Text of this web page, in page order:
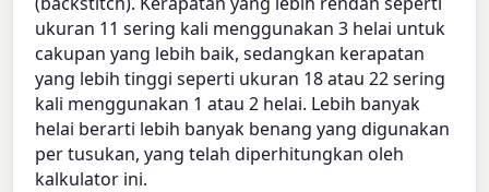
ukuran 11 sering kali menggunakan 3 helai untuk
cakupan yang lebih baik, sedangkan kerapatan
yang lebih tinggi seperti ukuran 18 atau 22 sering
kali menggunakan 1 atau 2 helai. Lebih banyak
helai berarti lebih banyak benang yang digunakan
per tusukan, yang telah diperhitungkan oleh
kalkulator ini.